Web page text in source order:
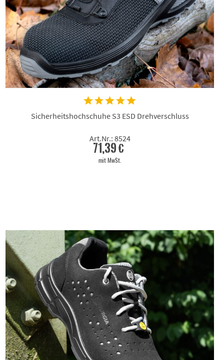
Sicherheitshochschuhe S3 ESD Drehverschluss
Art.Nr.: 8524
71,39 €
mit MwSt.